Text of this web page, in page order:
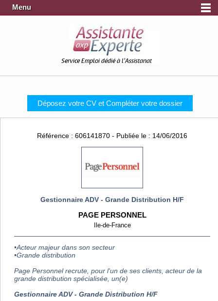
Menu
Service Emploi dédié à l'Assistanat
Déposez votre CV et Compléter votre dossier
Référence : 606141870 - Publiée le : 14/06/2016
Gestionnaire ADV - Grande Distribution H/F
PAGE PERSONNEL
Ile-de-France
•Acteur majeur dans son secteur
•Grande distribution
Page Personnel recrute, pour l'un de ses clients, acteur de la
grande distribution spécialisée, un(e)
Gestionnaire ADV - Grande Distribution H/F